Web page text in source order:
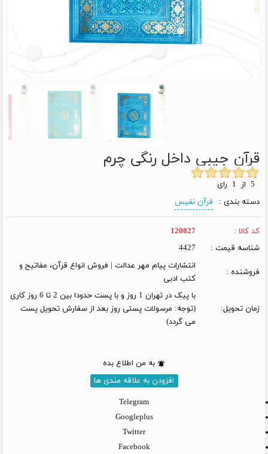
قرآن جیبی داخل رنگی چرم
دسته بندی :
قرآن نفیس
کد کالا :
120827
شناسه قیمت :
4427
فروشنده :
انتشارات پیام مهر عدالت | فروش انواع قرآن، مفاتیح و
کتب ادبی
زمان تحویل:
با پیک در تهران 1 روز و با پست حدودا بین 2 تا 6 روز کاری
(توجه: مرسولات پستی روز بعد از سفارش تحویل پست
می گردد)
به من اطلاع بده
افزودن به علاقه مندی ها
Telegram
Googleplus
Twitter
Facebook